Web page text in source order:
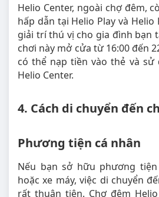
Helio Center, ngoài chợ đêm,
hấp dẫn tại Helio Play và Helio
giải trí thú vị cho gia đình bạn
chơi này mở cửa từ 16:00 đến
có thể nạp tiền vào thẻ và
Helio Center.
4. Cách di chuyển đến
Phương tiện cá nhân
Nếu bạn sở hữu phương
hoặc xe máy, việc di chuyển
rất thuận tiện. Chợ đêm